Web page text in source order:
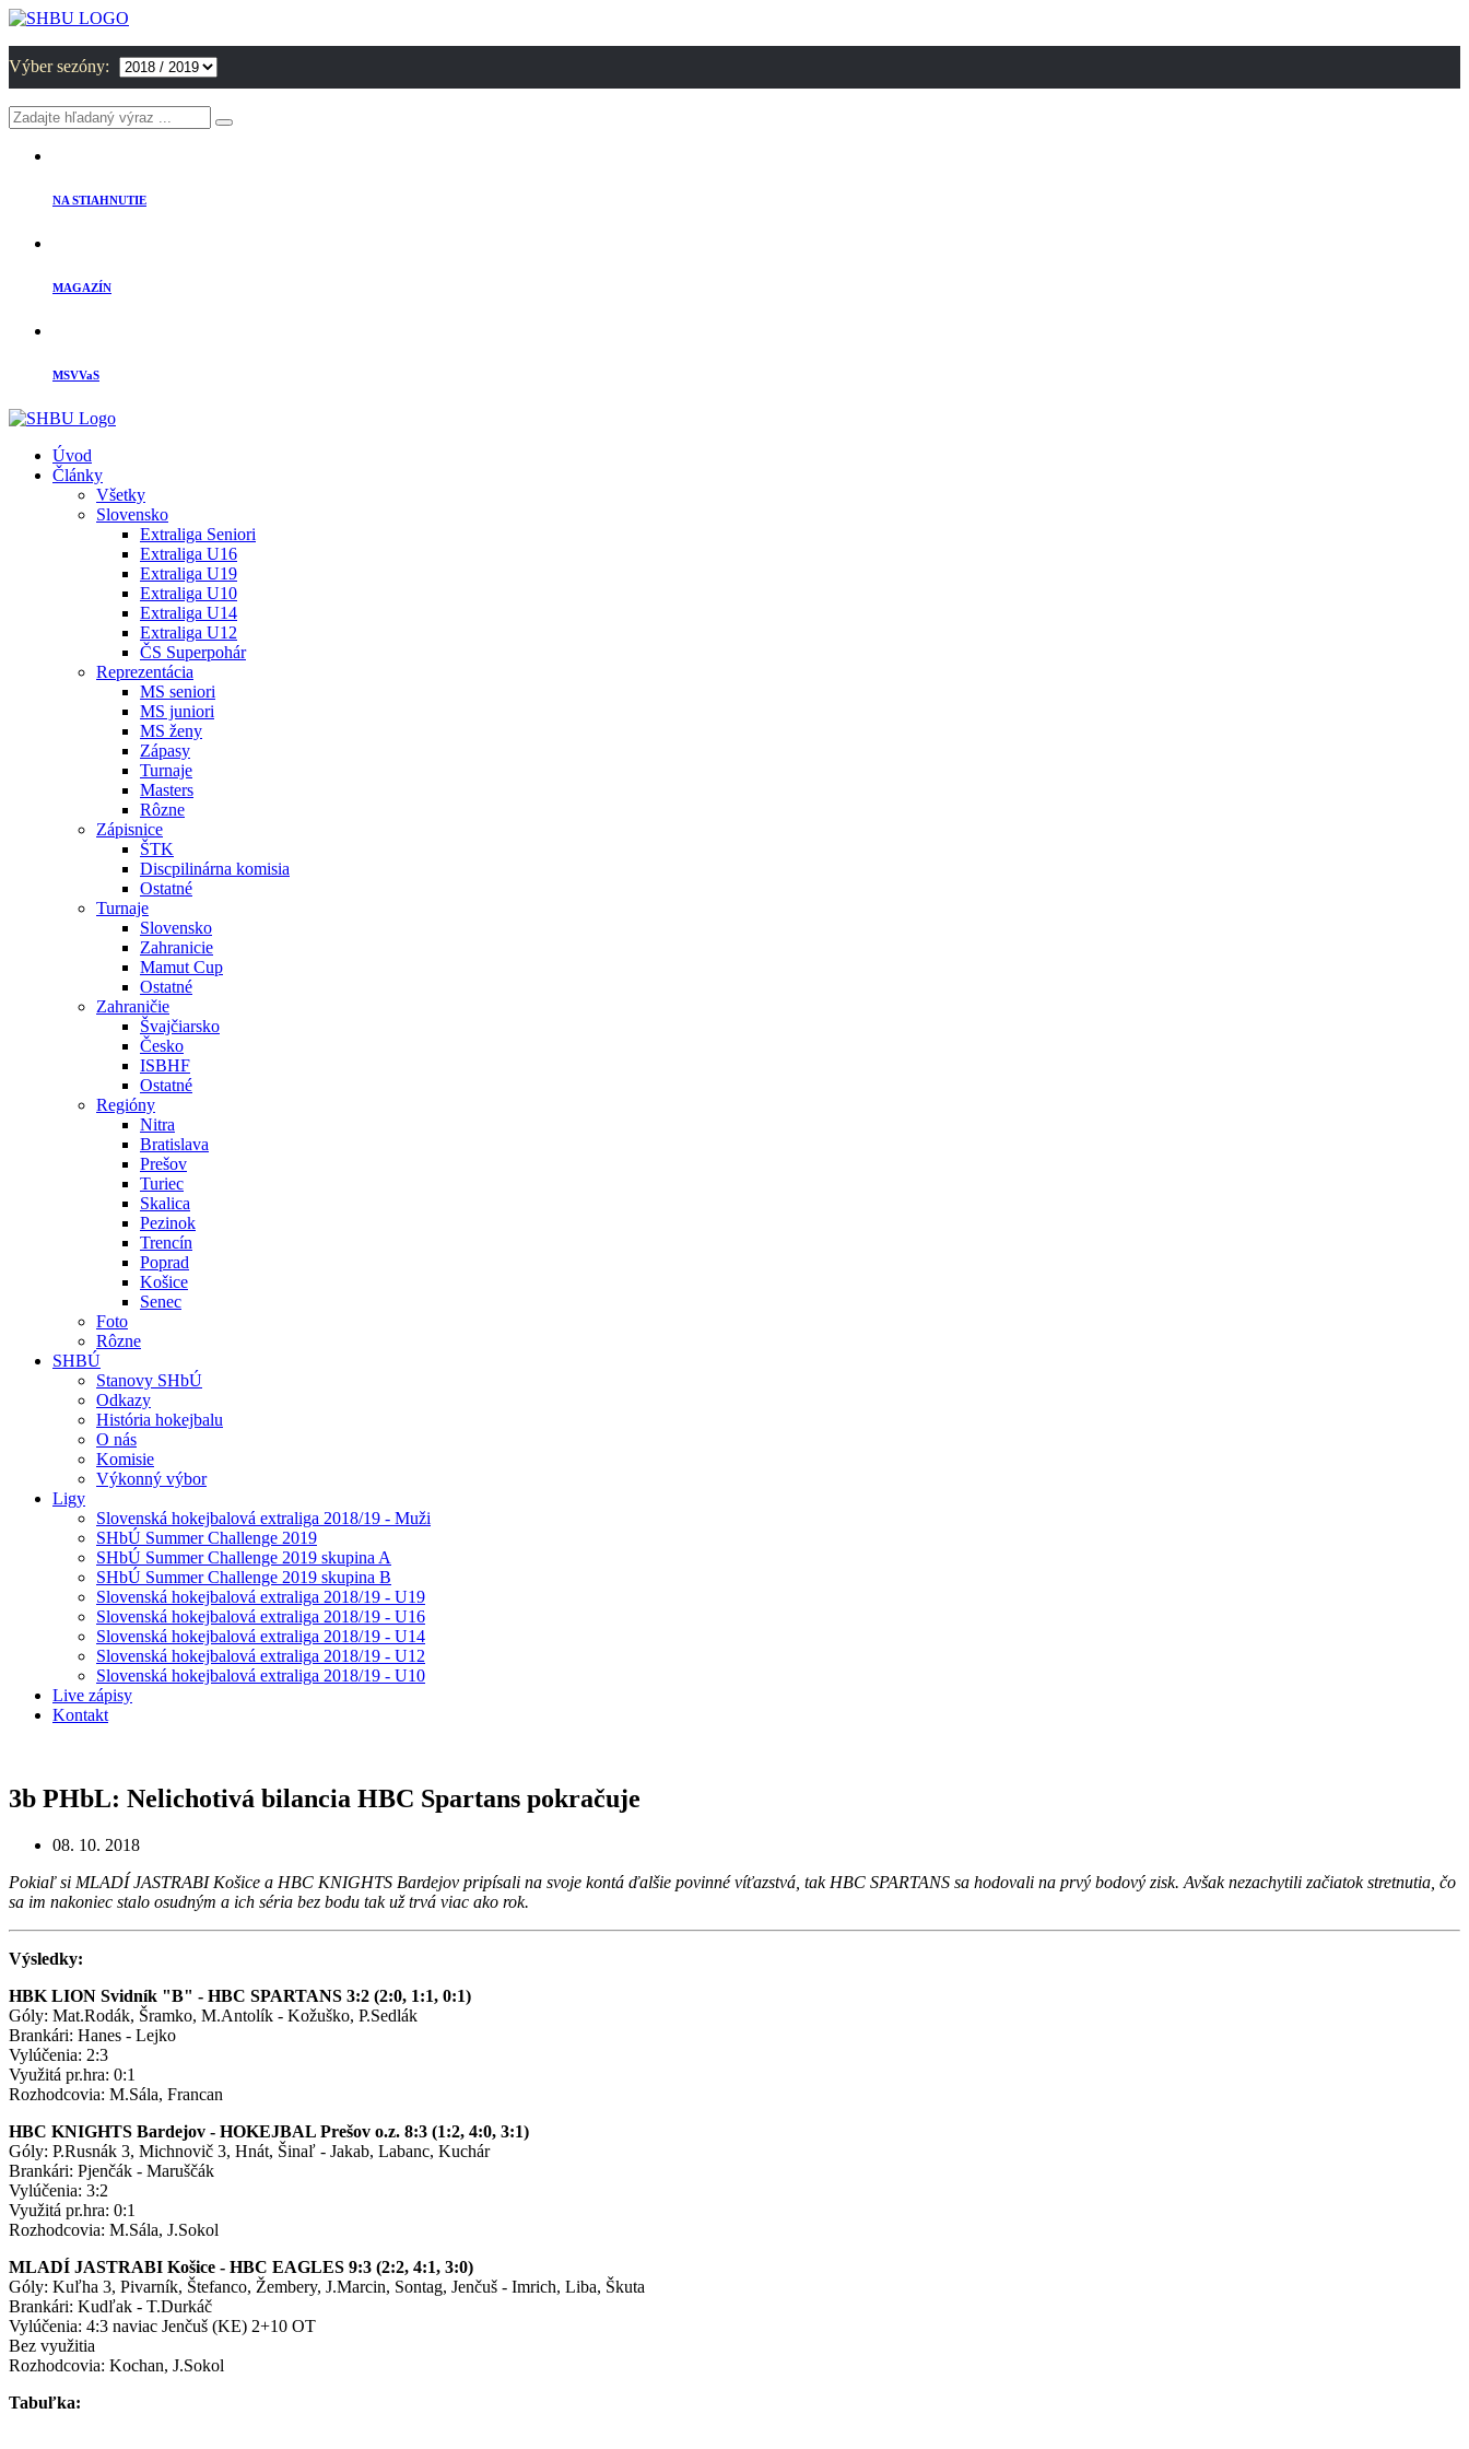
Výber sezóny:
NA STIAHNUTIE
MAGAZÍN
MSVVaS
Úvod
Články
Všetky
Slovensko
Extraliga Seniori
Extraliga U16
Extraliga U19
Extraliga U10
Extraliga U14
Extraliga U12
ČS Superpohár
Reprezentácia
MS seniori
MS juniori
MS ženy
Zápasy
Turnaje
Masters
Rôzne
Zápisnice
ŠTK
Discpilinárna komisia
Ostatné
Turnaje
Slovensko
Zahranicie
Mamut Cup
Ostatné
Zahraničie
Švajčiarsko
Česko
ISBHF
Ostatné
Regióny
Nitra
Bratislava
Prešov
Turiec
Skalica
Pezinok
Trencín
Poprad
Košice
Senec
Foto
Rôzne
SHBÚ
Stanovy SHbÚ
Odkazy
História hokejbalu
O nás
Komisie
Výkonný výbor
Ligy
Slovenská hokejbalová extraliga 2018/19 - Muži
SHbÚ Summer Challenge 2019
SHbÚ Summer Challenge 2019 skupina A
SHbÚ Summer Challenge 2019 skupina B
Slovenská hokejbalová extraliga 2018/19 - U19
Slovenská hokejbalová extraliga 2018/19 - U16
Slovenská hokejbalová extraliga 2018/19 - U14
Slovenská hokejbalová extraliga 2018/19 - U12
Slovenská hokejbalová extraliga 2018/19 - U10
Live zápisy
Kontakt
3b PHbL: Nelichotivá bilancia HBC Spartans pokračuje
08. 10. 2018
Pokiaľ si MLADÍ JASTRABI Košice a HBC KNIGHTS Bardejov pripísali na svoje kontá ďalšie povinné víťazstvá, tak HBC SPARTANS sa hodovali na prvý bodový zisk. Avšak nezachytili začiatok stretnutia, čo
sa im nakoniec stalo osudným a ich séria bez bodu tak už trvá viac ako rok.
Výsledky:
HBK LION Svidník "B" - HBC SPARTANS 3:2 (2:0, 1:1, 0:1)
Góly: Mat.Rodák, Šramko, M.Antolík - Kožuško, P.Sedlák
Brankári: Hanes - Lejko
Vylúčenia: 2:3
Využitá pr.hra: 0:1
Rozhodcovia: M.Sála, Francan
HBC KNIGHTS Bardejov - HOKEJBAL Prešov o.z. 8:3 (1:2, 4:0, 3:1)
Góly: P.Rusnák 3, Michnovič 3, Hnát, Šinaľ - Jakab, Labanc, Kuchár
Brankári: Pjenčák - Maruščák
Vylúčenia: 3:2
Využitá pr.hra: 0:1
Rozhodcovia: M.Sála, J.Sokol
MLADÍ JASTRABI Košice - HBC EAGLES 9:3 (2:2, 4:1, 3:0)
Góly: Kuľha 3, Pivarník, Štefanco, Žembery, J.Marcin, Sontag, Jenčuš - Imrich, Liba, Škuta
Brankári: Kudľak - T.Durkáč
Vylúčenia: 4:3 naviac Jenčuš (KE) 2+10 OT
Bez využitia
Rozhodcovia: Kochan, J.Sokol
Tabuľka: